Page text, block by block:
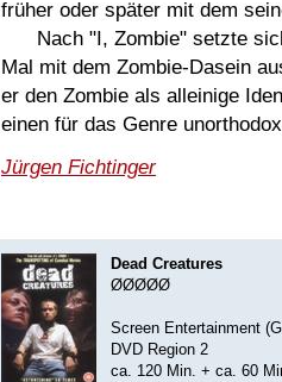
früher oder später mit dem
Nach "I, Zombie" setzte
Mal mit dem Zombie-Dasein
er den Zombie als alleinige
einen für das Genre
Jürgen Fichtinger
Dead Creatures
ØØØØØ
Screen Entertainment
DVD Region 2
ca. 120 Min. + ca. 60